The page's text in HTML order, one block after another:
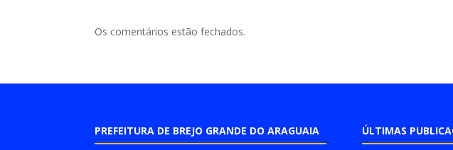
Os comentários estão fechados.
PREFEITURA DE BREJO GRANDE DO ARAGUAIA ÚLTIMAS